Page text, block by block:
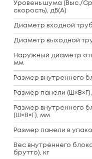
Уровень шума (Выс./
скорость), дБ(А)
Диаметр входной
Диаметр выходной
Наружный диаметр
мм
Размер внутреннего
Размер панели
Размер внутреннего
(Ш×В×Г), мм
Размер панели в
Вес внутреннего
брутто), кг